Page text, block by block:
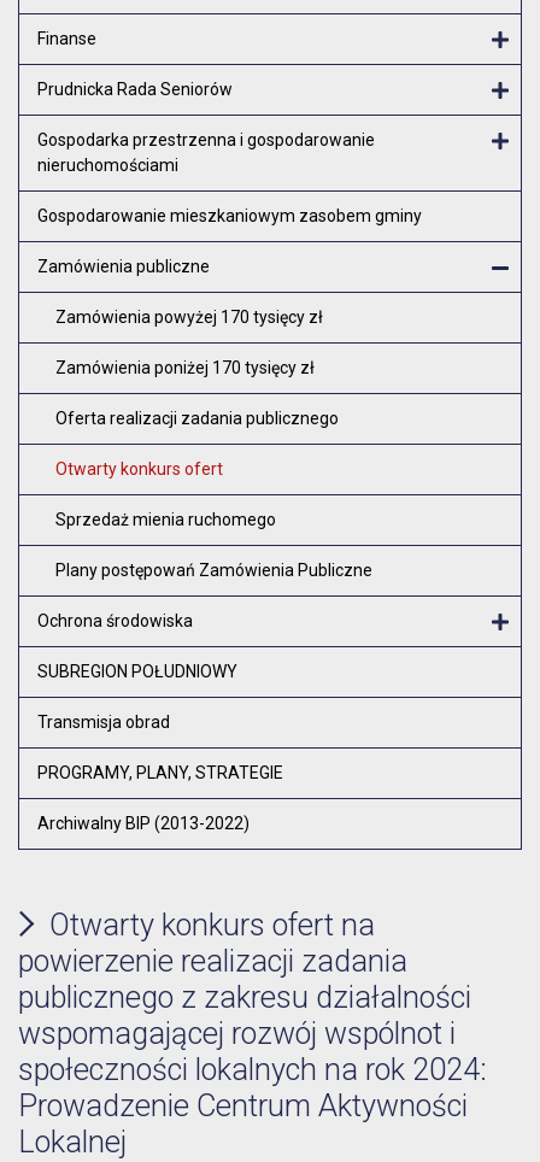
Finanse
Prudnicka Rada Seniorów
Gospodarka przestrzenna i gospodarowanie
nieruchomościami
Gospodarowanie mieszkaniowym zasobem gminy
Zamówienia publiczne
Zamówienia powyżej 170 tysięcy zł
Zamówienia poniżej 170 tysięcy zł
Oferta realizacji zadania publicznego
Otwarty konkurs ofert
Sprzedaż mienia ruchomego
Plany postępowań Zamówienia Publiczne
Ochrona środowiska
SUBREGION POŁUDNIOWY
Transmisja obrad
PROGRAMY, PLANY, STRATEGIE
Archiwalny BIP (2013-2022)
Otwarty konkurs ofert na
powierzenie realizacji zadania
publicznego z zakresu działalności
wspomagającej rozwój wspólnot i
społeczności lokalnych na rok 2024:
Prowadzenie Centrum Aktywności
Lokalnej